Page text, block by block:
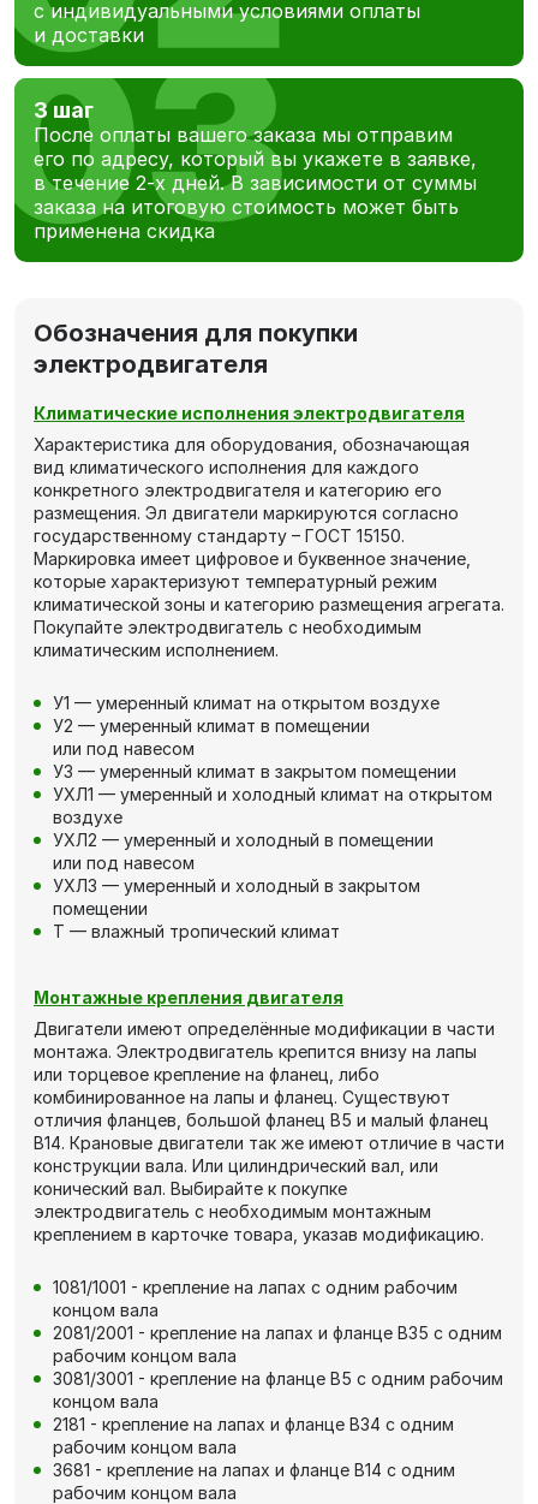
с индивидуальными условиями оплаты
и доставки
3 шаг
После оплаты вашего заказа мы отправим
его по адресу, который вы укажете в заявке,
в течение 2-х дней. В зависимости от суммы
заказа на итоговую стоимость может быть
применена скидка
Обозначения для покупки
электродвигателя
Климатические исполнения электродвигателя
Характеристика для оборудования, обозначающая
вид климатического исполнения для каждого
конкретного электродвигателя и категорию его
размещения. Эл двигатели маркируются согласно
государственному стандарту – ГОСТ 15150.
Маркировка имеет цифровое и буквенное значение,
которые характеризуют температурный режим
климатической зоны и категорию размещения агрегата.
Покупайте электродвигатель с необходимым
климатическим исполнением.
У1 — умеренный климат на открытом воздухе
У2 — умеренный климат в помещении
или под навесом
У3 — умеренный климат в закрытом помещении
УХЛ1 — умеренный и холодный климат на открытом
воздухе
УХЛ2 — умеренный и холодный в помещении
или под навесом
УХЛ3 — умеренный и холодный в закрытом
помещении
Т — влажный тропический климат
Монтажные крепления двигателя
Двигатели имеют определённые модификации в части
монтажа. Электродвигатель крепится внизу на лапы
или торцевое крепление на фланец, либо
комбинированное на лапы и фланец. Существуют
отличия фланцев, большой фланец В5 и малый фланец
В14. Крановые двигатели так же имеют отличие в части
конструкции вала. Или цилиндрический вал, или
конический вал. Выбирайте к покупке
электродвигатель с необходимым монтажным
креплением в карточке товара, указав модификацию.
1081/1001 - крепление на лапах с одним рабочим
концом вала
2081/2001 - крепление на лапах и фланце В35 с одним
рабочим концом вала
3081/3001 - крепление на фланце В5 с одним рабочим
концом вала
2181 - крепление на лапах и фланце В34 с одним
рабочим концом вала
3681 - крепление на лапах и фланце В14 с одним
рабочим концом вала